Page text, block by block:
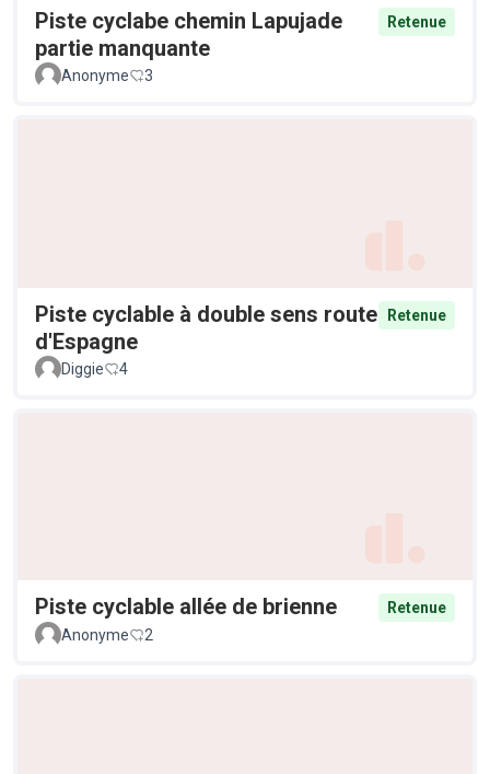
Piste cyclabe chemin Lapujade
partie manquante
Retenue
Anonyme 3
Piste cyclable à double sens route
d'Espagne
Retenue
Diggie 4
Piste cyclable allée de brienne
Retenue
Anonyme
2